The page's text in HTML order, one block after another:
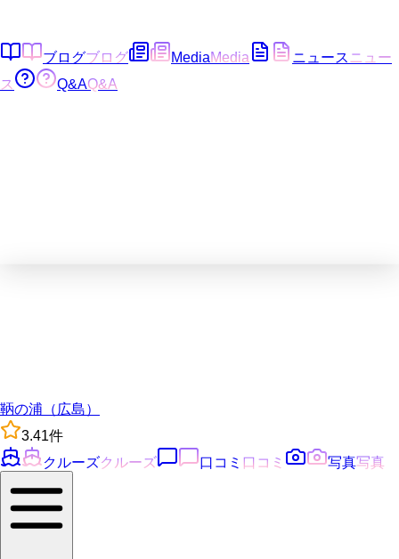
ブログブログ MediaMedia ニュース ニュー
ス
Q&AQ&A
鞆の浦（広島）
3.41件
クルーズクルーズ 口コミ 口コミ 写真写真